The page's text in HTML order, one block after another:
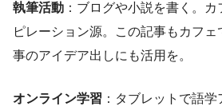
執筆活動 ：ブログや小説を書く。
ピレーション源。この記事もカフ
事のアイデア出しにも活用を。
オンライン学習 ：タブレットで語